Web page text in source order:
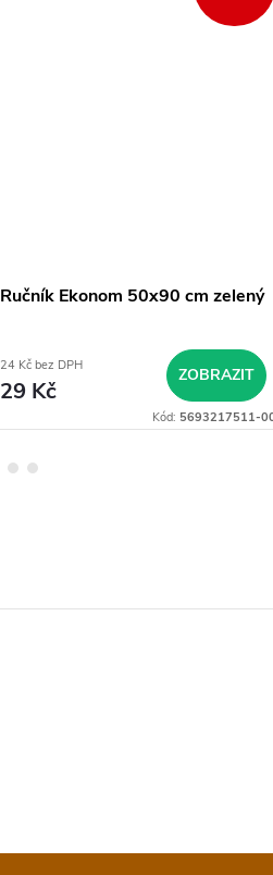
Ručník Ekonom 50x90 cm zelený
24 Kč bez DPH
29 Kč
ZOBRAZIT
Kód: 5693217511-